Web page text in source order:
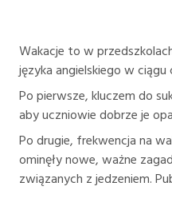
Wakacje to w
języka angielskiego w
Po pierwsze, kluczem do
aby uczniowie dobrze je
Po drugie, frekwencja na
ominęły nowe, ważne
związanych z jedzeniem.